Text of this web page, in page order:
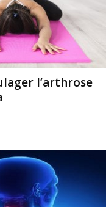
l’arthrose